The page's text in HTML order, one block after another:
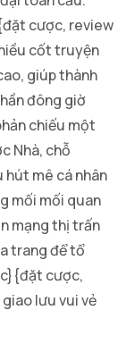
cược, review
cốt truyện
giúp thành
đông giờ
chiếu một
Nhà, chỗ
hút mê cá nhân
mối mối quan
mạng thị trấn
trang để tổ
cược,
lưu vui vẻ